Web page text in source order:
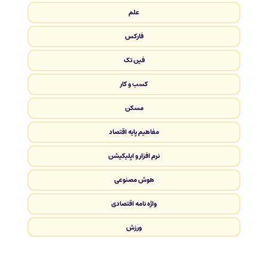
علم
فارکس
فین تک
کسب و کار
مسکن
مفاهیم پایه اقتصاد
نرم افزار و اپلیکیشن
هوش مصنوعی
واژه نامه اقتصادی
ورزش